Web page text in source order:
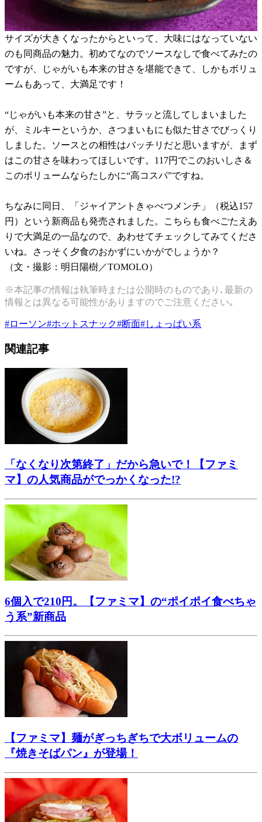
サイズが大きくなったからといって、大味にはなっていない
のも同商品の魅力。初めてなのでソースなしで食べてみたの
ですが、じゃがいも本来の甘さを堪能できて、しかもボリュ
ームもあって、大満足です！
“じゃがいも本来の甘さ”と、サラッと流してしまいました
が、ミルキーというか、さつまいもにも似た甘さでびっくり
しました。ソースとの相性はバッチリだと思いますが、まず
はこの甘さを味わってほしいです。117円でこのおいしさ＆
このボリュームならたしかに“高コスパ”ですね。
ちなみに同日、「ジャイアントきゃべつメンチ」（税込157
円）という新商品も発売されました。こちらも食べごたえあ
りで大満足の一品なので、あわせてチェックしてみてくださ
いね。さっそく夕食のおかずにいかがでしょうか？
（文・撮影：明日陽樹／TOMOLO）
※本記事の情報は執筆時または公開時のものであり､最新の
情報とは異なる可能性がありますのでご注意ください｡
#ローソン#ホットスナック#断面#しょっぱい系
関連記事
「なくなり次第終了」だから急いで！【ファミ
マ】の人気商品がでっかくなった!?
6個入で210円。【ファミマ】の“ポイポイ食べちゃ
う系”新商品
【ファミマ】麺がぎっちぎちで大ボリュームの
『焼きそばパン』が登場！